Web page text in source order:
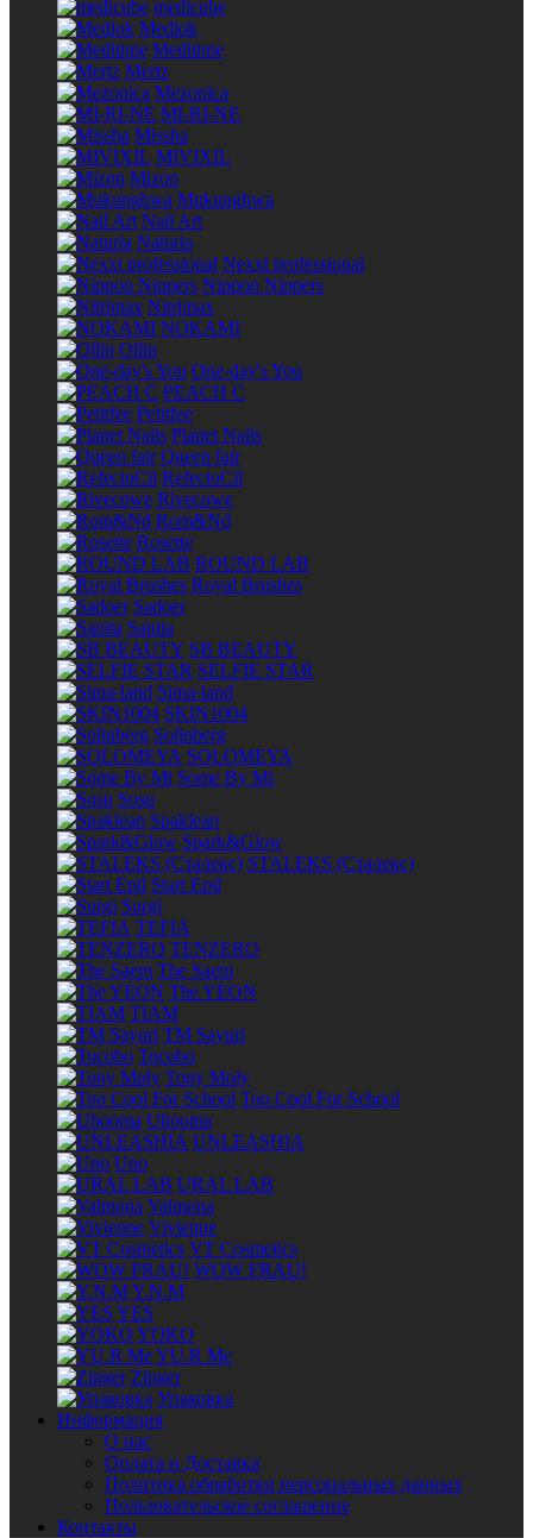
medicube
Mediok
Meditime
Mertz
Mezonica
MI-RI-NE
Missha
MIVIXIL
Mizon
Mukunghwa
Nail Art
Naturia
Nexxt professional
Nippon Nippers
Nitrimax
NOKAMI
Ollin
One-day's You
PEACH C
Petitfee
Planet Nails
Queen fair
RefectoCil
Rivecowe
Rom&Nd
Rosette
ROUND LAB
Royal Brushes
Sadoer
Sanita
SB BEAUTY
SELFIE STAR
Sima-land
SKIN1004
Solinberg
SOLOMEYA
Some By Mi
Sosu
Spaklean
Spark&Glow
STALEKS (Сталекс)
Start Epil
Surgi
TEFIA
TENZERO
The Saem
The YEON
TIAM
TM Sayuri
Tocobo
Tony Moly
Too Cool For School
Uhooma
UNLEASHIA
Uno
URAL LAB
Valmona
Vivienne
VT Cosmetics
WOW FRAU!
Y.N.M
YES
YOKO
YU.R Me
Zinger
Упаковка
Информация
О нас
Оплата и Доставка
Политика обработки персональных данных
Пользовательское соглашение
Контакты